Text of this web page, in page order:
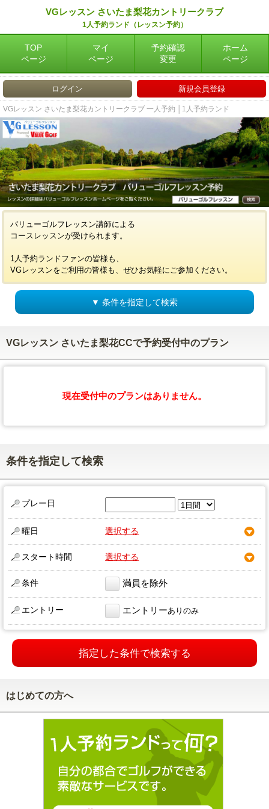
VGレッスン さいたま梨花カントリークラブ
1人予約ランド（レッスン予約）
TOP
ページ
マイ
ページ
予約確認
変更
ホーム
ページ
ログイン 新規会員登録
VGレッスン さいたま梨花カントリークラブ 一人予約 │1人予約ランド
バリューゴルフレッスン講師による
コースレッスンが受けられます。
1人予約ランドファンの皆様も、
VGレッスンをご利用の皆様も、ぜひお気軽にご参加ください。
▼ 条件を指定して検索
VGレッスン さいたま梨花CCで予約受付中のプラン
現在受付中のプランはありません。
条件を指定して検索
プレー日
曜日 選択する
スタート時間 選択する
条件 満員を除外
エントリー エントリーありのみ
指定した条件で検索する
はじめての方へ